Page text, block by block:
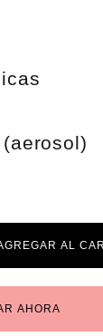
AL
AHORA